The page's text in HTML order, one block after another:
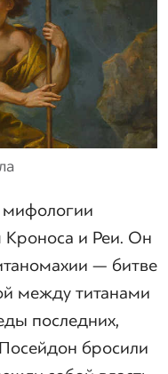
мифологии
и Реи. Он
— битве
между титанами
последних,
бросили